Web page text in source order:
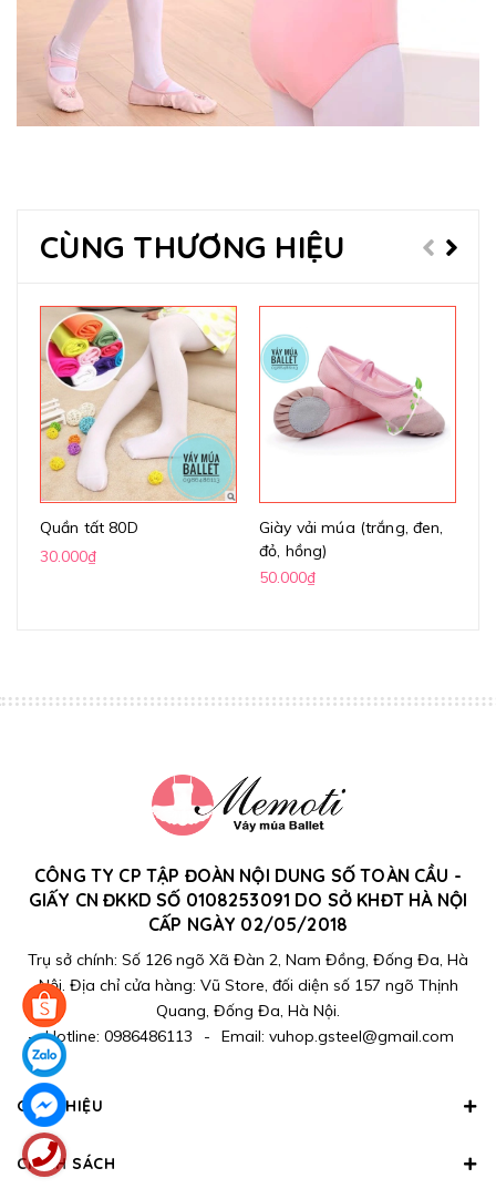
CÙNG THƯƠNG HIỆU
Quần tất 80D
30.000₫
Giày vải múa (trắng, đen,
đỏ, hồng)
50.000₫
CÔNG TY CP TẬP ĐOÀN NỘI DUNG SỐ TOÀN CẦU -
GIẤY CN ĐKKD SỐ 0108253091 DO SỞ KHĐT HÀ NỘI
CẤP NGÀY 02/05/2018
Trụ sở chính: Số 126 ngõ Xã Đàn 2, Nam Đồng, Đống Đa, Hà
Nội. Địa chỉ cửa hàng: Vũ Store, đối diện số 157 ngõ Thịnh
Quang, Đống Đa, Hà Nội.
- Hotline: 0986486113 - Email: vuhop.gsteel@gmail.com
GIỚI THIỆU
CHÍNH SÁCH